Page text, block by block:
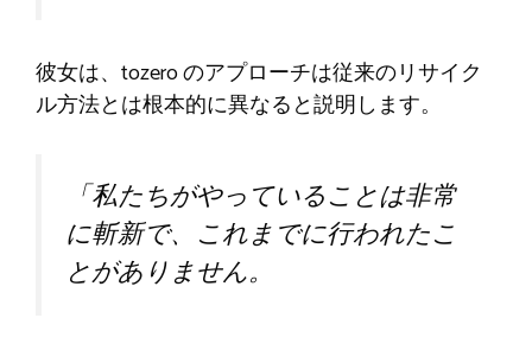
彼女は、tozero のアプローチは従来のリサイク
ル方法とは根本的に異なると説明します。
「私たちがやっていることは非常
に斬新で、これまでに行われたこ
とがありません。